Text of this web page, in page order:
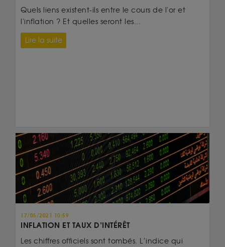
Quels liens existent-ils entre le cours de l'or et
l'inflation ? Et quelles seront les...
Lire la suite
17/05/2021 10:59
INFLATION ET TAUX D’INTÉRÊT
Les chiffres officiels sont tombés. L’indice qui